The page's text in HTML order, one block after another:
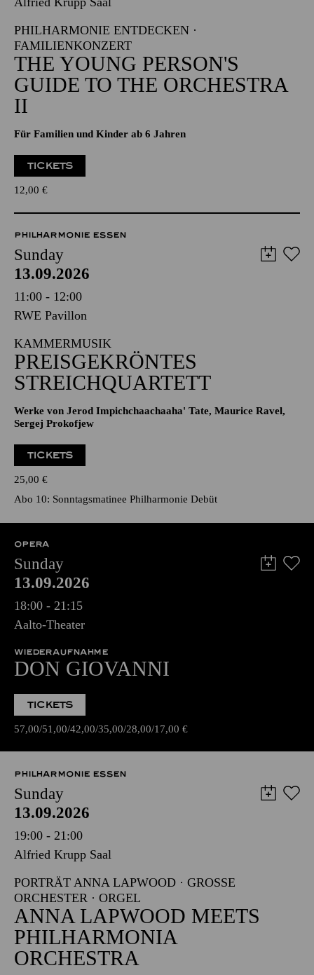
PHILHARMONIE ENTDECKEN ·
FAMILIENKONZERT
THE YOUNG PERSON'S
GUIDE TO THE ORCHESTRA
II
Für Familien und Kinder ab 6 Jahren
TICKETS
12,00 €
PHILHARMONIE ESSEN
Sunday
13.09.2026
11:00 - 12:00
RWE Pavillon
KAMMERMUSIK
PREISGEKRÖNTES
STREICHQUARTETT
Werke von Jerod Impichchaachaaha' Tate, Maurice Ravel,
Sergej Prokofjew
TICKETS
25,00 €
Abo 10: Sonntagsmatinee Philharmonie Debüt
OPERA
Sunday
13.09.2026
18:00 - 21:15
Aalto-Theater
WIEDERAUFNAHME
DON GIOVANNI
TICKETS
57,00 51,00 42,00 35,00 28,00 17,00 €
PHILHARMONIE ESSEN
Sunday
13.09.2026
19:00 - 21:00
Alfried Krupp Saal
PORTRÄT ANNA LAPWOOD · GROSSE O
RCHESTER · ORGEL
ANNA LAPWOOD MEETS
PHILHARMONIA
ORCHESTRA